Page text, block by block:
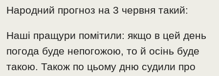
Народний прогноз на 3 червня такий:
Наші пращури помітили: якщо в цей день
погода буде непогожою, то й осінь буде
такою. Також по цьому дню судили про